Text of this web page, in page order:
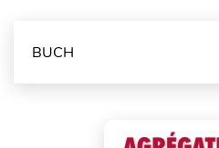
BUCH